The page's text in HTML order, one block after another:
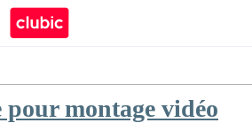
pour montage vidéo